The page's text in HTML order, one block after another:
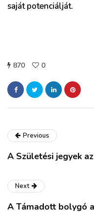
saját potenciálját.
870 0
Previous
A Születési jegyek
Next
A Támadott bolygó